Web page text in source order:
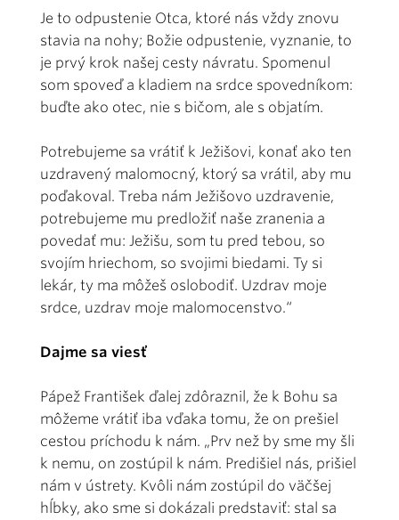
Je to odpustenie Otca, ktoré nás vždy znovu
stavia na nohy; Božie odpustenie, vyznanie, to
je prvý krok našej cesty návratu. Spomenul
som spoveď a kladiem na srdce spovedníkom:
buďte ako otec, nie s bičom, ale s objatím.
Potrebujeme sa vrátiť k Ježišovi, konať ako ten
uzdravený malomocný, ktorý sa vrátil, aby mu
poďakoval. Treba nám Ježišovo uzdravenie,
potrebujeme mu predložiť naše zranenia a
povedať mu: Ježišu, som tu pred tebou, so
svojím hriechom, so svojimi biedami. Ty si
lekár, ty ma môžeš oslobodiť. Uzdrav moje
srdce, uzdrav moje malomocenstvo.“
Dajme sa viesť
Pápež František ďalej zdôraznil, že k Bohu sa
môžeme vrátiť iba vďaka tomu, že on prešiel
cestou príchodu k nám. „Prv než by sme my šli
k nemu, on zostúpil k nám. Predišiel nás, prišiel
nám v ústrety. Kvôli nám zostúpil do väčšej
hĺbky, ako sme si dokázali predstaviť: stal sa